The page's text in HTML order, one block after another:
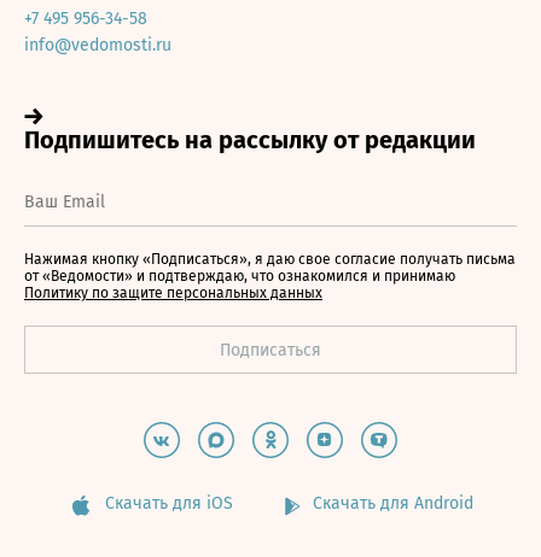
+7 495 956-34-58
info@vedomosti.ru
Нажимая кнопку «Подписаться», я даю свое согласие получать письма
от «Ведомости» и подтверждаю, что ознакомился и принимаю
Политику по защите персональных данных
Скачать для iOS Скачать для Android